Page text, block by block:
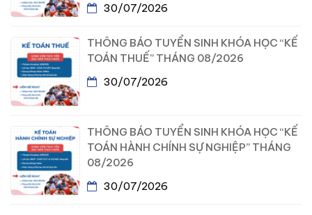
30/07/2026
THÔNG BÁO TUYỂN SINH KHÓA HỌC “KẾ
TOÁN THUẾ” THÁNG 08/2026
30/07/2026
THÔNG BÁO TUYỂN SINH KHÓA HỌC “KẾ
TOÁN HÀNH CHÍNH SỰ NGHIỆP” THÁNG
08/2026
30/07/2026